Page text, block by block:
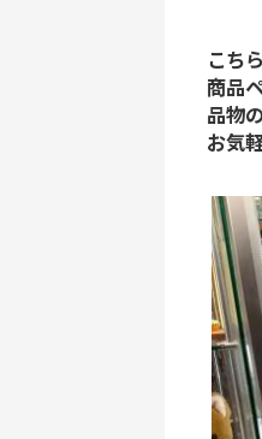
こち
商品
品物
お気